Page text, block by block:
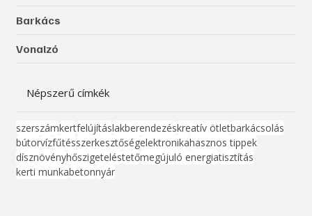
Barkács
Vonalzó
Népszerű címkék
szerszámkertfelújításlakberendezéskreatív ötletbarkácsolás
bútorvízfűtésszerkesztőségelektronikahasznos tippek
dísznövényhőszigeteléstetőmegújuló energiatisztítás
kerti munkabetonnyár